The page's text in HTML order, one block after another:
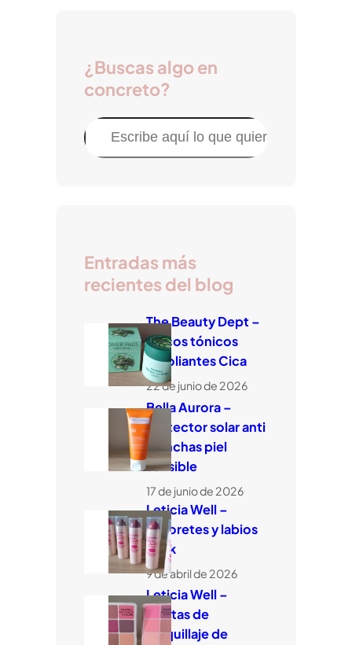
¿Buscas algo en
concreto?
B
u
Entradas más
recientes del blog
The Beauty Dept –
Discos tónicos
exfoliantes Cica
22 de junio de 2026
Bella Aurora –
Protector solar anti
manchas piel
sensible
17 de junio de 2026
Leticia Well –
Coloretes y labios
stick
9 de abril de 2026
Leticia Well –
Paletas de
maquillaje de